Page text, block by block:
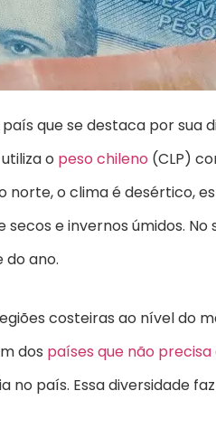
que se destaca por
o peso chileno (CLP)
norte, o clima é desértico,
e invernos úmidos. No
ano.
costeiras ao nível do
dos países que não precisa
país. Essa diversidade